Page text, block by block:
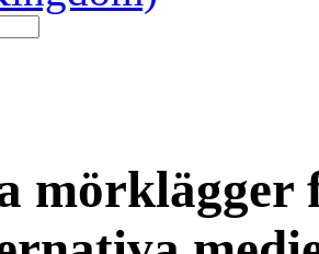
mörklägger